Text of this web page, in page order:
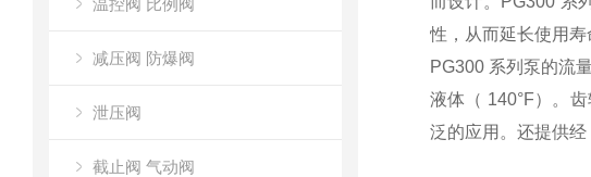
温控阀 比例阀
减压阀 防爆阀
泄压阀
截止阀 气动阀
性，从而延长使用寿
PG300 系列泵的流
液体（ 140°F）。
泛的应用。还提供经